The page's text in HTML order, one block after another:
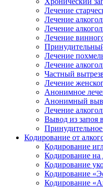
Лечение
Лечение
Лечение
Лечение
Лечение
Лечение
Частный
Лечение
Анонимное
Анонимный
Лечение
Вывод из запоя
Кодирование от
Кодирование
Кодирование на
Кодирование
Кодирование
Кодирование